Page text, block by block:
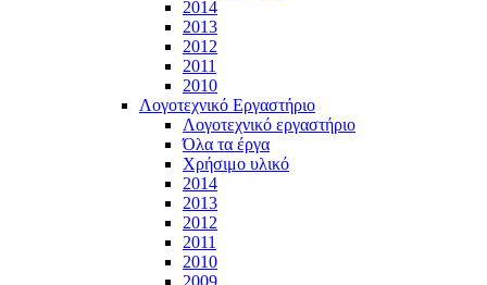
2014
2013
2012
2011
2010
Λογοτεχνικό Εργαστήριο
Λογοτεχνικό εργαστήριο
Όλα τα έργα
Χρήσιμο υλικό
2014
2013
2012
2011
2010
2009